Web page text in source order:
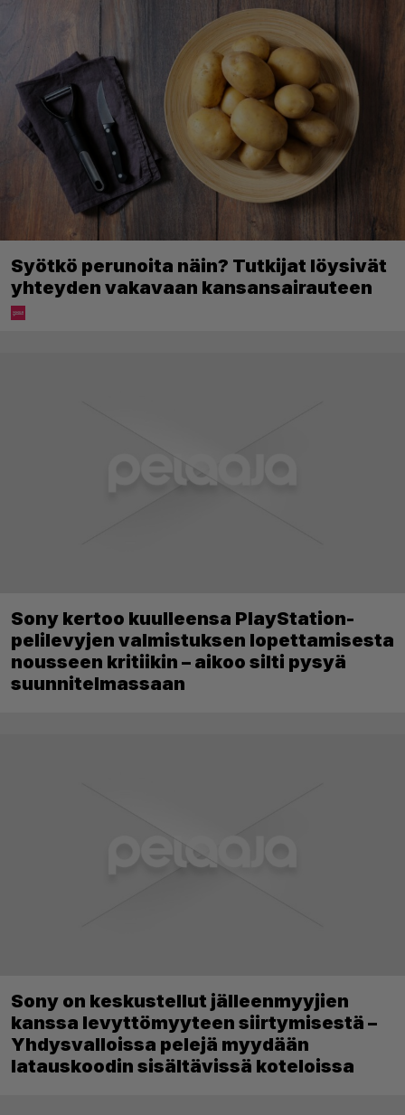
Syötkö perunoita näin? Tutkijat löysivät
yhteyden vakavaan kansansairauteen
Sony kertoo kuulleensa PlayStation-
pelilevyjen valmistuksen lopettamisesta
nousseen kritiikin – aikoo silti pysyä
suunnitelmassaan
Sony on keskustellut jälleenmyyjien
kanssa levyttömyyteen siirtymisestä –
Yhdysvalloissa pelejä myydään
latauskoodin sisältävissä koteloissa